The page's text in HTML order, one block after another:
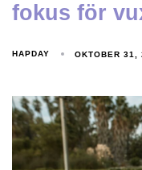
fokus för
HAPDAY OKTOBER 31,